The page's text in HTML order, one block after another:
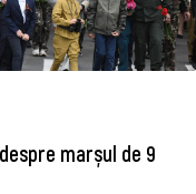
marșul de 9